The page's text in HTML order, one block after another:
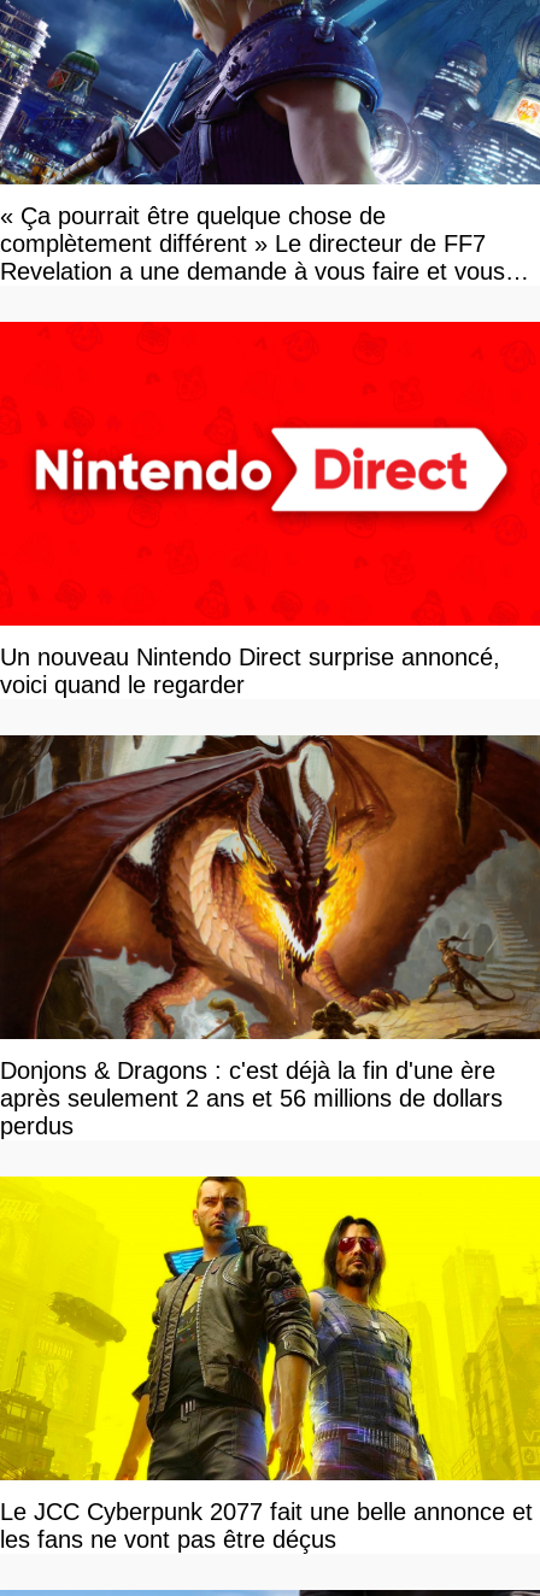
« Ça pourrait être quelque chose de
complètement différent » Le directeur de FF7
Revelation a une demande à vous faire et vous
Un nouveau Nintendo Direct surprise annoncé,
voici quand le regarder
Donjons & Dragons : c'est déjà la fin d'une ère
après seulement 2 ans et 56 millions de dollars
perdus
Le JCC Cyberpunk 2077 fait une belle annonce et
les fans ne vont pas être déçus